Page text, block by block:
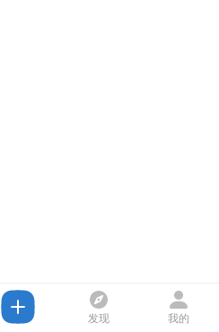
发现 我的